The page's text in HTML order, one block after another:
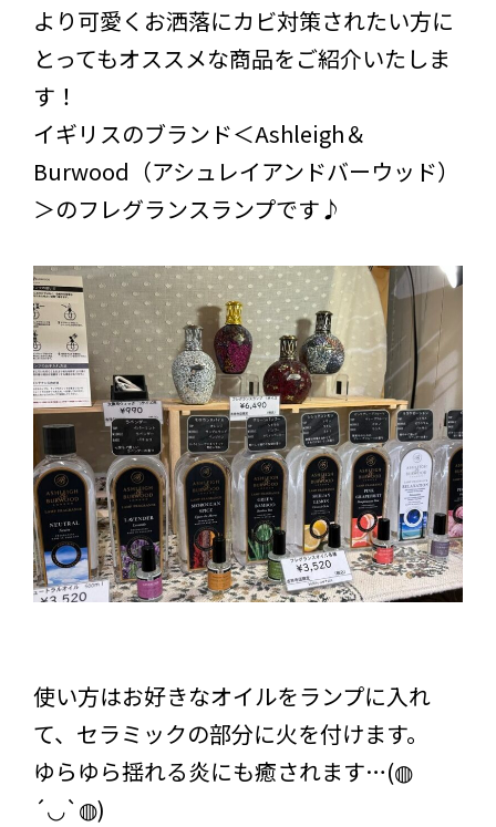
より可愛くお洒落にカビ対策されたい方に
とってもオススメな商品をご紹介いたしま
す！
イギリスのブランド＜Ashleigh＆
Burwood（アシュレイアンドバーウッド）
＞のフレグランスランプです♪
使い方はお好きなオイルをランプに入れ
て、セラミックの部分に火を付けます。
ゆらゆら揺れる炎にも癒されます…(◍
´◡`◍)